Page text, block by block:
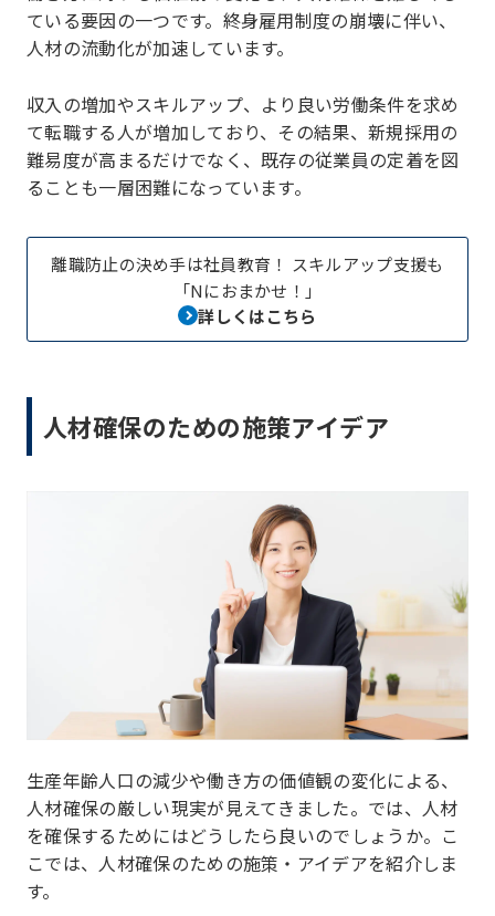
ている要因の一つです。終身雇用制度の崩壊に伴い、
人材の流動化が加速しています。
収入の増加やスキルアップ、より良い労働条件を求め
て転職する人が増加しており、その結果、新規採用の
難易度が高まるだけでなく、既存の従業員の定着を図
ることも一層困難になっています。
離職防止の決め手は社員教育！ スキルアップ支援も
「Nにおまかせ！」
詳しくはこちら
人材確保のための施策アイデア
生産年齢人口の減少や働き方の価値観の変化による、
人材確保の厳しい現実が見えてきました。では、人材
を確保するためにはどうしたら良いのでしょうか。こ
こでは、人材確保のための施策・アイデアを紹介しま
す。